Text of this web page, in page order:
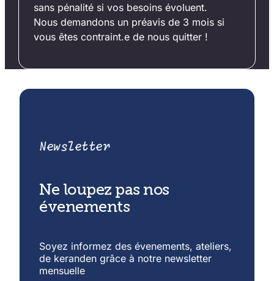
sans pénalité si vos besoins évoluent.
Nous demandons un préavis de 3 mois si
vous êtes contraint.e de nous quitter !
Newsletter
Ne loupez pas nos
évenements
Soyez informez des évenements, ateliers,
de keranden grâce à notre newsletter
mensuelle